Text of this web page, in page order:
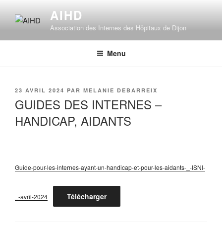
principal
AIHD
Association des Internes des Hôpitaux de Dijon
Menu
PUBLIÉ
23 AVRIL 2024 PAR MELANIE DEBARREIX
GUIDES DES INTERNES –
HANDICAP, AIDANTS
Guide-pour-les-internes-ayant-un-handicap-et-pour-les-aidants-_-ISNI-
_-avril-2024 Télécharger